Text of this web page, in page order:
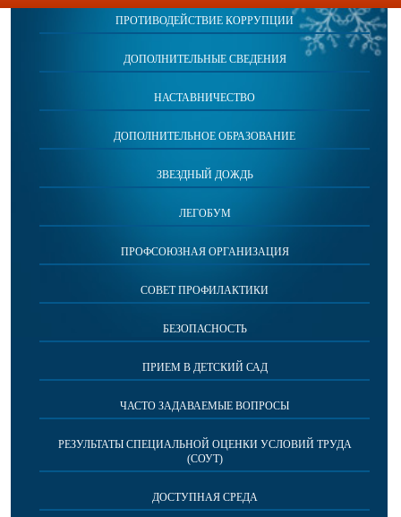
ПРОТИВОДЕЙСТВИЕ КОРРУПЦИИ
ДОПОЛНИТЕЛЬНЫЕ СВЕДЕНИЯ
НАСТАВНИЧЕСТВО
ДОПОЛНИТЕЛЬНОЕ ОБРАЗОВАНИЕ
ЗВЕЗДНЫЙ ДОЖДЬ
ЛЕГОБУМ
ПРОФСОЮЗНАЯ ОРГАНИЗАЦИЯ
СОВЕТ ПРОФИЛАКТИКИ
БЕЗОПАСНОСТЬ
ПРИЕМ В ДЕТСКИЙ САД
ЧАСТО ЗАДАВАЕМЫЕ ВОПРОСЫ
РЕЗУЛЬТАТЫ СПЕЦИАЛЬНОЙ ОЦЕНКИ УСЛОВИЙ ТРУДА
(СОУТ)
ДОСТУПНАЯ СРЕДА